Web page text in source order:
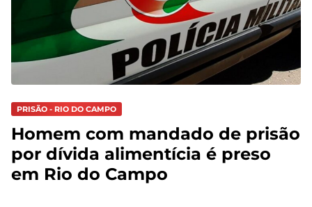
PRISÃO - RIO DO CAMPO
Homem com mandado de prisão
por dívida alimentícia é preso
em Rio do Campo